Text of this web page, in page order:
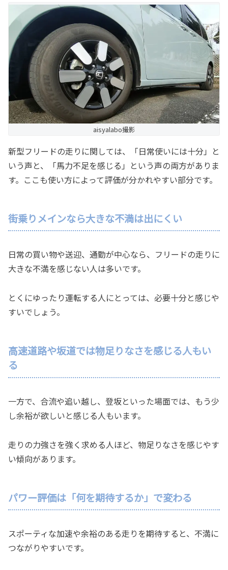
aisyalabo撮影
新型フリードの走りに関しては、「日常使いには十分」と
いう声と、「馬力不足を感じる」という声の両方がありま
す。ここも使い方によって評価が分かれやすい部分です。
街乗りメインなら大きな不満は出にくい
日常の買い物や送迎、通勤が中心なら、フリードの走りに
大きな不満を感じない人は多いです。
とくにゆったり運転する人にとっては、必要十分と感じや
すいでしょう。
高速道路や坂道では物足りなさを感じる人もい
る
一方で、合流や追い越し、登坂といった場面では、もう少
し余裕が欲しいと感じる人もいます。
走りの力強さを強く求める人ほど、物足りなさを感じやす
い傾向があります。
パワー評価は「何を期待するか」で変わる
スポーティな加速や余裕のある走りを期待すると、不満に
つながりやすいです。